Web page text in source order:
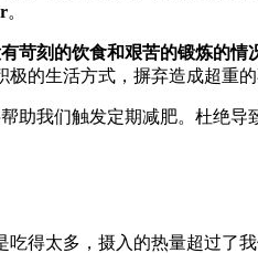
。
苛刻的饮食和艰苦的锻炼的情
的生活方式，摒弃造成超重的
助我们触发定期减肥。杜绝
得太多，摄入的热量超过了